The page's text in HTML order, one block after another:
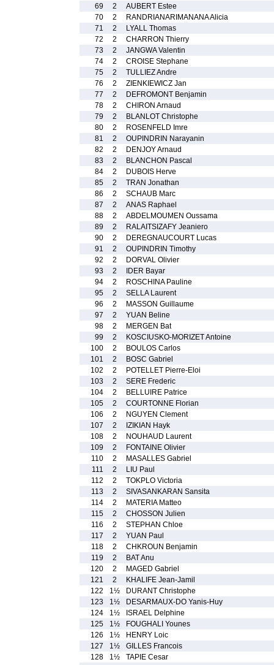
69
2
AUBERT Estee
70
2
RANDRIANARIMANANA Alicia
71
2
LYALL Thomas
72
2
CHARRON Thierry
73
2
JANGWA Valentin
74
2
CROISE Stephane
75
2
TULLIEZ Andre
76
2
ZIENKIEWICZ Jan
77
2
DEFROMONT Benjamin
78
2
CHIRON Arnaud
79
2
BLANLOT Christophe
80
2
ROSENFELD Imre
81
2
OUPINDRIN Narayanin
82
2
DENJOY Arnaud
83
2
BLANCHON Pascal
84
2
DUBOIS Herve
85
2
TRAN Jonathan
86
2
SCHAUB Marc
87
2
ANAS Raphael
88
2
ABDELMOUMEN Oussama
89
2
RALAITSIZAFY Jeaniero
90
2
DEREGNAUCOURT Lucas
91
2
OUPINDRIN Timothy
92
2
DORVAL Olivier
93
2
IDER Bayar
94
2
ROSCHINA Pauline
95
2
SELLA Laurent
96
2
MASSON Guillaume
97
2
YUAN Beline
98
2
MERGEN Bat
99
2
KOSCIUSKO-MORIZET Antoine
100
2
BOULOS Carlos
101
2
BOSC Gabriel
102
2
POTELLET Pierre-Eloi
103
2
SERE Frederic
104
2
BELLUIRE Patrice
105
2
COURTONNE Florian
106
2
NGUYEN Clement
107
2
IZIKIAN Hayk
108
2
NOUHAUD Laurent
109
2
FONTAINE Olivier
110
2
MASALLES Gabriel
111
2
LIU Paul
112
2
TOKPLO Victoria
113
2
SIVASANKARAN Sansita
114
2
MATERIA Matteo
115
2
CHOSSON Julien
116
2
STEPHAN Chloe
117
2
YUAN Paul
118
2
CHKROUN Benjamin
119
2
BAT Anu
120
2
MAGED Gabriel
121
2
KHALIFE Jean-Jamil
122
1½
DURANT Christophe
123
1½
DESARMAUX-DO Yanis-Huy
124
1½
ISRAEL Delphine
125
1½
FOUGHALI Younes
126
1½
HENRY Loic
127
1½
GILLES Francois
128
1½
TAPIE Cesar